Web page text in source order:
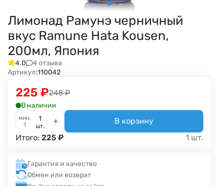
Лимонад Рамунэ черничный
вкус Ramune Hata Kousen,
200мл, Япония
4.0
4 отзыва
Артикул:110042
248 ₽
225 ₽
В наличии
мин.
1
шт.
В корзину
Итого: 225 ₽ 1 шт.
Гарантия и качество
Обмен или возврат